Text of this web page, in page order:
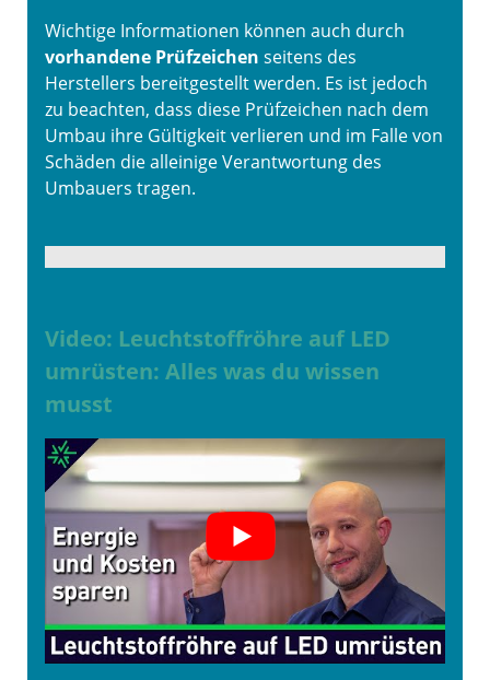
Wichtige Informationen können auch durch
vorhandene Prüfzeichen seitens des
Herstellers bereitgestellt werden. Es ist jedoch
zu beachten, dass diese Prüfzeichen nach dem
Umbau ihre Gültigkeit verlieren und im Falle von
Schäden die alleinige Verantwortung des
Umbauers tragen.
Video: Leuchtstoffröhre auf LED
umrüsten: Alles was du wissen
musst